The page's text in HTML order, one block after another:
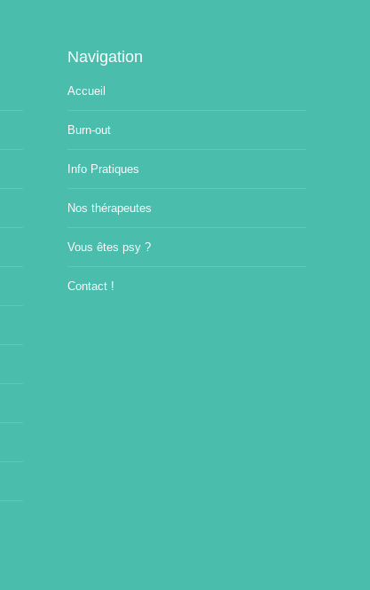
Navigation
Accueil
Burn-out
Info Pratiques
Nos thérapeutes
Vous êtes psy ?
Contact !